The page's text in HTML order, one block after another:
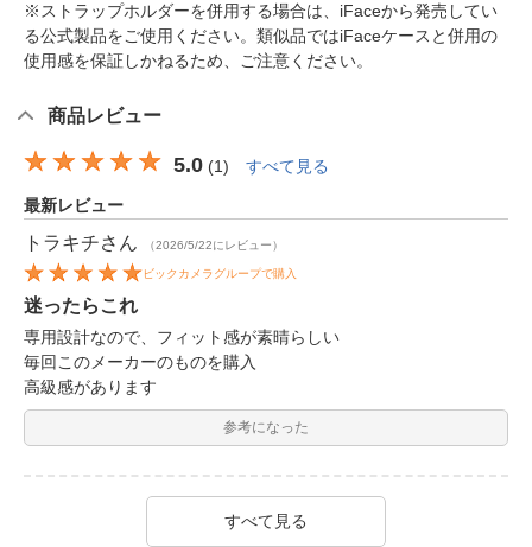
※ストラップホルダーを併用する場合は、iFaceから発売してい
る公式製品をご使用ください。類似品ではiFaceケースと併用の
使用感を保証しかねるため、ご注意ください。
商品レビュー
5.0 (1) すべて見る
最新レビュー
トラキチさん （2026/5/22にレビュー）
ビックカメラグループで購入
迷ったらこれ
専用設計なので、フィット感が素晴らしい
毎回このメーカーのものを購入
高級感があります
参考になった
すべて見る